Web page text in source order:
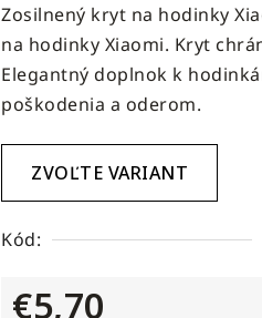
produktu
je
4,0
z
5
hviezdičiek.
Zosilnený kryt na hodinky
na hodinky Xiaomi. Kryt
Elegantný doplnok k
poškodenia a oderom.
ZVOĽTE VARIANT
Kód:
€5,70